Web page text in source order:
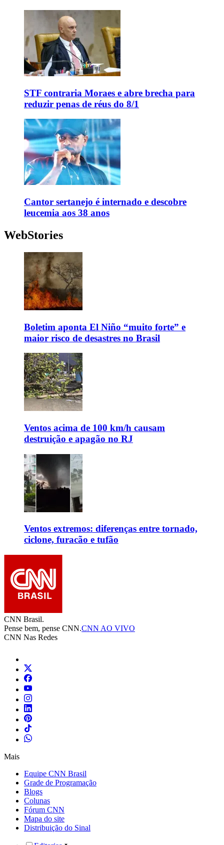
STF contraria Moraes e abre brecha para
reduzir penas de réus do 8/1
Cantor sertanejo é internado e descobre
leucemia aos 38 anos
WebStories
Boletim aponta El Niño “muito forte” e
maior risco de desastres no Brasil
Ventos acima de 100 km/h causam
destruição e apagão no RJ
Ventos extremos: diferenças entre tornado,
ciclone, furacão e tufão
CNN Brasil.
Pense bem, pense CNN.CNN AO VIVO
CNN Nas Redes
Mais
Equipe CNN Brasil
Grade de Programação
Blogs
Colunas
Fórum CNN
Mapa do site
Distribuição do Sinal